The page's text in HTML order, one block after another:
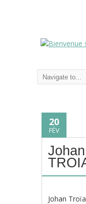
20
FÉV
Johan
Johan